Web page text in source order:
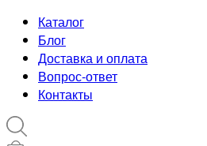
Каталог
Блог
Доставка и оплата
Вопрос-ответ
Контакты